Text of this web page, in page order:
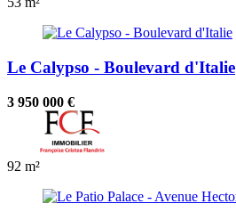
Le Calypso - Boulevard d'Italie
3 950 000 €
92 m²